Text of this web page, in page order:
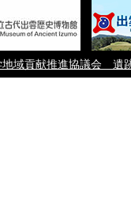
地域貢献推進協議会 遺